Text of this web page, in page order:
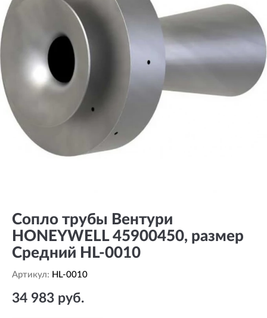
Сопло трубы Вентури
HONEYWELL 45900450, размер
Средний HL-0010
Артикул: HL-0010
34 983 руб.